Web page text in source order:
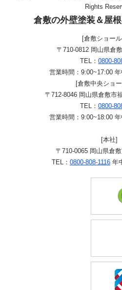
Rights
倉敷の外壁塗装＆屋
[倉敷ショー
〒710-0812 岡山県倉
TEL： 0800-
営業時間：9:00~17:00
[倉敷中央ショ
〒712-8046 岡山県倉敷市
TEL： 0800-
営業時間：9:00~18:00
[本社]
〒710-0065 岡山県倉
TEL： 0800-808-1116 年